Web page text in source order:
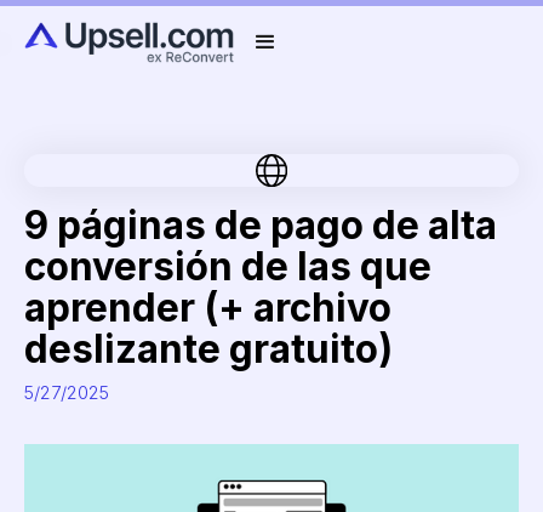
9 páginas de pago de alta
conversión de las que
aprender (+ archivo
deslizante gratuito)
5/27/2025